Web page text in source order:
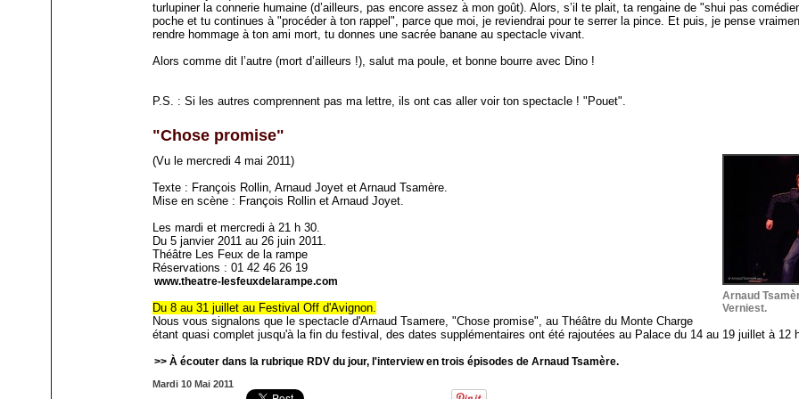
turlupiner la connerie humaine (d’ailleurs, pas encore assez à mon goût). Alors, s’il te plait, ta rengaine de "shui pas
poche et tu continues à "procéder à ton rappel", parce que moi, je reviendrai pour te serrer la pince. Et puis, je pense
rendre hommage à ton ami mort, tu donnes une sacrée banane au spectacle vivant.
Alors comme dit l’autre (mort d’ailleurs !), salut ma poule, et bonne bourre avec Dino !
P.S. : Si les autres comprennent pas ma lettre, ils ont cas aller voir ton spectacle ! "Pouet".
"Chose promise"
Arnaud
Verniest.
(Vu le mercredi 4 mai 2011)
Texte : François Rollin, Arnaud Joyet et Arnaud Tsamère.
Mise en scène : François Rollin et Arnaud Joyet.
Les mardi et mercredi à 21 h 30.
Du 5 janvier 2011 au 26 juin 2011.
Théâtre Les Feux de la rampe
Réservations : 01 42 46 26 19
www.theatre-lesfeuxdelarampe.com
Du 8 au 31 juillet au Festival Off d'Avignon.
Nous vous signalons que le spectacle d'Arnaud Tsamere, "Chose promise", au Théâtre du Monte Charge
étant quasi complet jusqu'à la fin du festival, des dates supplémentaires ont été rajoutées au Palace du 14 au 19 juillet à 12
>> À écouter dans la rubrique RDV du jour, l'interview en trois épisodes de Arnaud Tsamère.
Mardi 10 Mai 2011